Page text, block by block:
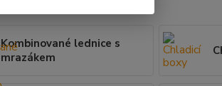
Kombinované lednice s
mrazákem